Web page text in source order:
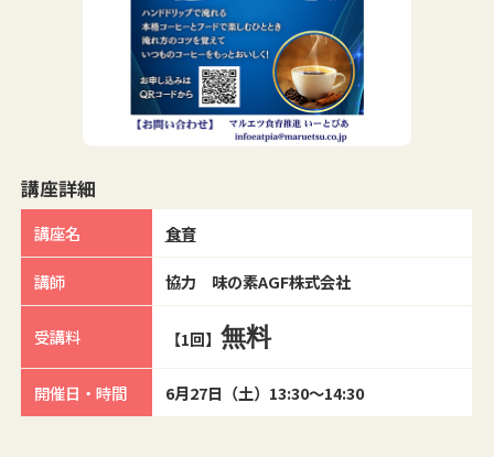
講座詳細
講座名 食育
講師 協力 味の素AGF株式会社
受講料 【1回】 無料
開催日・時間 6月27日（土）13:30～14:30